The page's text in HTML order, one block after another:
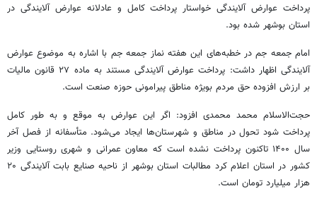
پرداخت عوارض آلایندگی خواستار پرداخت کامل و عادلانه عوارض آلایندگی در
استان بوشهر شده بود.
امام جمعه جم در خطبه‌های این هفته نماز جمعه جم با اشاره به موضوع عوارض
آلایندگی اظهار داشت: پرداخت عوارض آلایندگی مستند به ماده ۲۷ قانون مالیات
بر ارزش افزوده حق مردم بویژه مناطق پیرامونی حوزه صنعت است.
حجت‌الاسلام محمد محمدی افزود: اگر این عوارض به موقع و به طور کامل
پرداخت شود تحول در مناطق و شهرستان‌ها ایجاد می‌شود. متأسفانه از فصل آخر
سال ۱۴۰۰ تاکنون پرداخت نشده است که معاون عمرانی و شهری روستایی وزیر
کشور در استان اعلام کرد مطالبات استان بوشهر از ناحیه صنایع بابت آلایندگی ۲۰
هزار میلیارد تومان است.